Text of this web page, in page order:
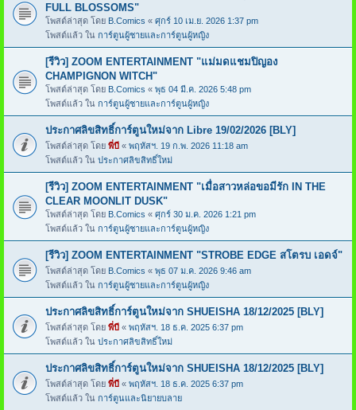
FULL BLOSSOMS"
โพสต์ล่าสุด โดย B.Comics « ศุกร์ 10 เม.ย. 2026 1:37 pm
โพสต์แล้ว ใน การ์ตูนผู้ชายและการ์ตูนผู้หญิง
[รีวิว] ZOOM ENTERTAINMENT "แม่มดแชมปิญอง
CHAMPIGNON WITCH"
โพสต์ล่าสุด โดย B.Comics « พุธ 04 มี.ค. 2026 5:48 pm
โพสต์แล้ว ใน การ์ตูนผู้ชายและการ์ตูนผู้หญิง
ประกาศลิขสิทธิ์การ์ตูนใหม่จาก Libre 19/02/2026 [BLY]
โพสต์ล่าสุด โดย พี่บี « พฤหัสฯ. 19 ก.พ. 2026 11:18 am
โพสต์แล้ว ใน ประกาศลิขสิทธิ์ใหม่
[รีวิว] ZOOM ENTERTAINMENT "เมื่อสาวหล่อขอมีรัก IN THE
CLEAR MOONLIT DUSK"
โพสต์ล่าสุด โดย B.Comics « ศุกร์ 30 ม.ค. 2026 1:21 pm
โพสต์แล้ว ใน การ์ตูนผู้ชายและการ์ตูนผู้หญิง
[รีวิว] ZOOM ENTERTAINMENT "STROBE EDGE สโตรบ เอดจ์"
โพสต์ล่าสุด โดย B.Comics « พุธ 07 ม.ค. 2026 9:46 am
โพสต์แล้ว ใน การ์ตูนผู้ชายและการ์ตูนผู้หญิง
ประกาศลิขสิทธิ์การ์ตูนใหม่จาก SHUEISHA 18/12/2025 [BLY]
โพสต์ล่าสุด โดย พี่บี « พฤหัสฯ. 18 ธ.ค. 2025 6:37 pm
โพสต์แล้ว ใน ประกาศลิขสิทธิ์ใหม่
ประกาศลิขสิทธิ์การ์ตูนใหม่จาก SHUEISHA 18/12/2025 [BLY]
โพสต์ล่าสุด โดย พี่บี « พฤหัสฯ. 18 ธ.ค. 2025 6:37 pm
โพสต์แล้ว ใน การ์ตูนและนิยายบลาย